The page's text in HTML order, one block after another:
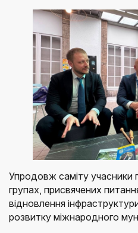
Упродовж саміту
групах, присвячених
відновлення
розвитку міжнародного